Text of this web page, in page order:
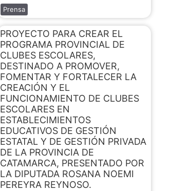
Prensa
PROYECTO PARA CREAR EL
PROGRAMA PROVINCIAL DE
CLUBES ESCOLARES,
DESTINADO A PROMOVER,
FOMENTAR Y FORTALECER LA
CREACIÓN Y EL
FUNCIONAMIENTO DE CLUBES
ESCOLARES EN
ESTABLECIMIENTOS
EDUCATIVOS DE GESTIÓN
ESTATAL Y DE GESTIÓN PRIVADA
DE LA PROVINCIA DE
CATAMARCA, PRESENTADO POR
LA DIPUTADA ROSANA NOEMI
PEREYRA REYNOSO.